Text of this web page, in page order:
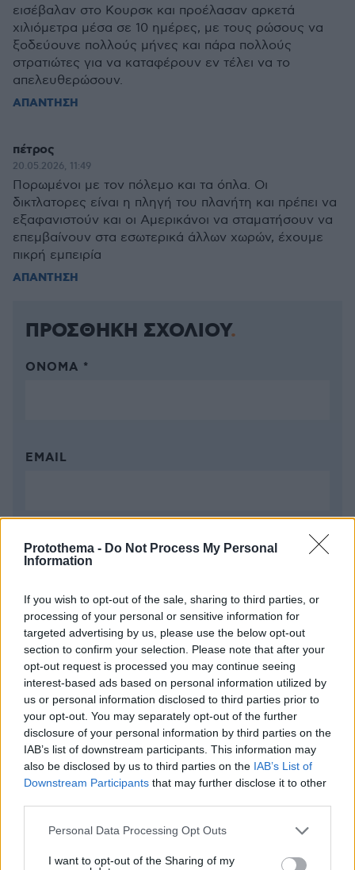
Protothema - Do Not Process My Personal
Information
If you wish to opt-out of the sale, sharing to third parties, or
processing of your personal or sensitive information for
targeted advertising by us, please use the below opt-out
section to confirm your selection. Please note that after your
opt-out request is processed you may continue seeing
interest-based ads based on personal information utilized by
us or personal information disclosed to third parties prior to
your opt-out. You may separately opt-out of the further
disclosure of your personal information by third parties on the
IAB’s list of downstream participants. This information may
also be disclosed by us to third parties on the IAB’s List of
Downstream Participants that may further disclose it to other
Please note that this website/app uses one or more Google
not limited to your visit or usage behaviour. You may click to
Personal Data Processing Opt Outs
I want to opt-out of the Sharing of my
εισέβαλαν στο Κουρσκ και προέλασαν αρκετά
χιλιόμετρα μέσα σε 10 ημέρες, με τους ρώσους να
ξοδεύουνε πολλούς μήνες και πάρα πολλούς
στρατιώτες για να καταφέρουν εν τέλει να το
απελευθερώσουν.
ΑΠΑΝΤΗΣΗ
πέτρος
20.05.2026, 11:49
Πορωμένοι με τον πόλεμο και τα όπλα. Οι
δικτλατορες είναι η πληγή του πλανήτη και πρέπει να
εξαφανιστούν και οι Αμερικάνοι να σταματήσουν να
επεμβαίνουν στα εσωτερικά άλλων χωρών, έχουμε
πικρή εμπειρία
ΑΠΑΝΤΗΣΗ
ΠΡΟΣΘΗΚΗ ΣΧΟΛΙΟΥ
ΌΝΟΜΑ *
EMAIL
ΣΧΌΛΙΟ *
Απομένουν2500χαρακτήρες
* Υποχρεωτικά πεδία